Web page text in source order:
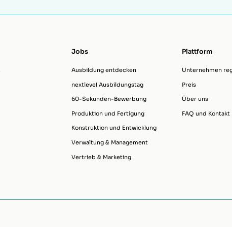
Jobs
Ausbildung entdecken
nextlevel Ausbildungstag
60-Sekunden-Bewerbung
Produktion und Fertigung
Konstruktion und Entwicklung
Verwaltung & Management
Vertrieb & Marketing
Plattform
Unternehmen
Preis
Über uns
FAQ und Kontakt